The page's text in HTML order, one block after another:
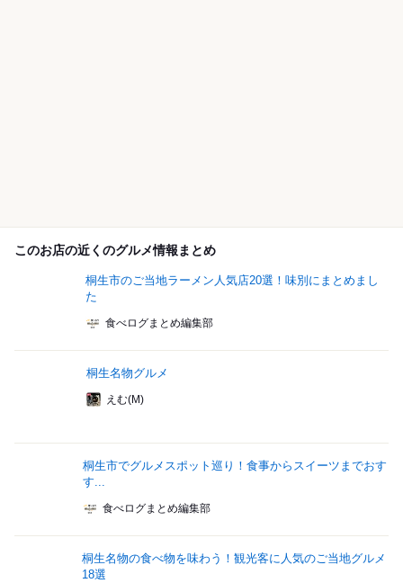
このお店の近くのグルメ情報まとめ
桐生市のご当地ラーメン人気店20選！味別にまとめまし
た
食べログまとめ編集部
桐生名物グルメ
えむ(M)
桐生市でグルメスポット巡り！食事からスイーツまでおす
す...
食べログまとめ編集部
桐生名物の食べ物を味わう！観光客に人気のご当地グルメ
18選